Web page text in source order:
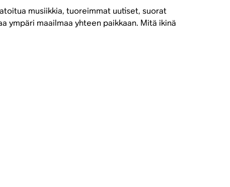
musiikkia, tuoreimmat uutiset, suorat
ympäri maailmaa yhteen paikkaan. Mitä ikinä